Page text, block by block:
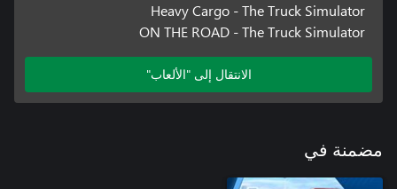
Heavy Cargo - The Truck Simulator
ON THE ROAD - The Truck Simulator
الانتقال إلى "الألعاب"
مضمنة في